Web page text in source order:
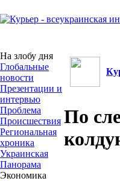
На злобу дня
Глобальные
новости
Презентации и
интервью
Проблема
Происшествия
Региональная
хроника
Украинская
Панорама
Экономика
По